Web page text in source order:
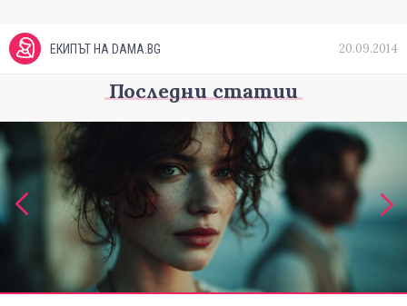
ЕКИПЪТ НА DAMA.BG 20.09.2014
Последни статии